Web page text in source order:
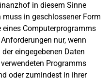
in diesem Sinne
in geschlossener Form
Computerprogramms
nur, wenn
eingegebenen Daten
Programms
oder zumindest in ihrer